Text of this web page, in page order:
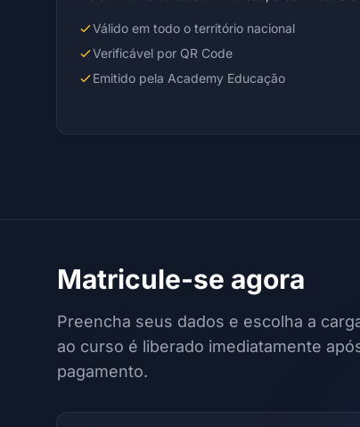
Válido em todo o território nacional
Verificável por QR Code
Emitido pela Academy Educação
Matricule-se agora
Preencha seus dados e escolha a
ao curso é liberado imediatamente
pagamento.